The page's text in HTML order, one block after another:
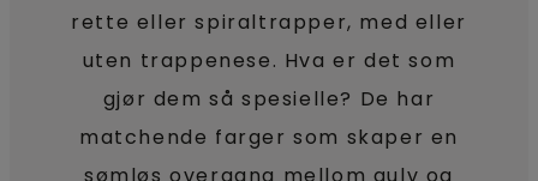
rette eller spiraltrapper, med eller
uten trappenese. Hva er det som
gjør dem så spesielle? De har
matchende farger som skaper en